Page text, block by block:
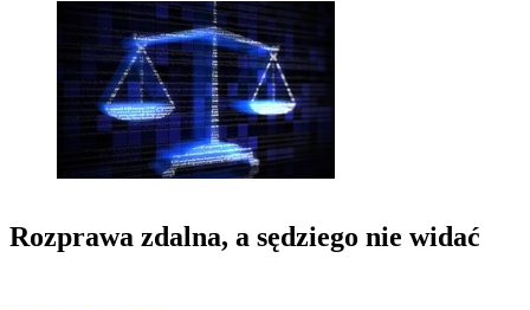
Rozprawa zdalna, a sędziego nie widać